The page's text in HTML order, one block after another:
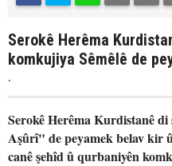
Serokê Herêma
komkujiya Sêmêlê de
.
Serokê Herêma Kurdistanê
Aşûrî" de peyamek belav kir
canê şehîd û qurbaniyên